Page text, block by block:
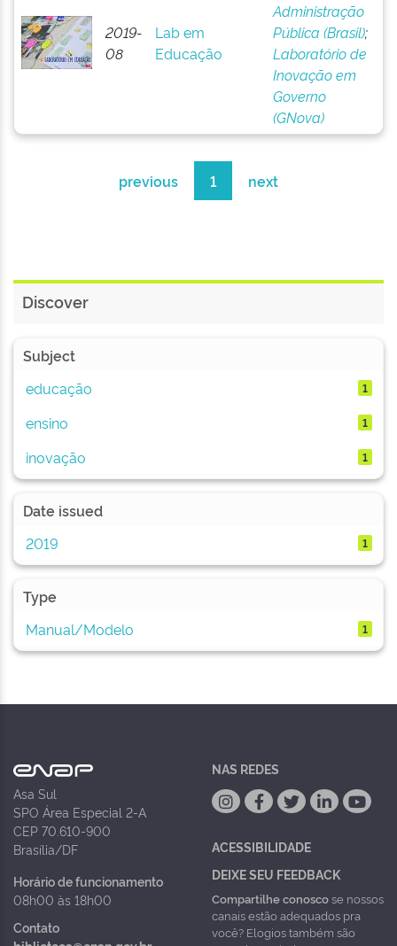
2019-
08
Lab em
Educação
Administração
Pública (Brasil);
Laboratório de
Inovação em
Governo
(GNova)
previous 1 next
Discover
Subject
educação
1
ensino 1
inovação 1
Date issued
2019
1
Type
Manual/Modelo
1
Asa Sul
SPO Área Especial 2-A
CEP 70.610-900
Brasília/DF
Horário de funcionamento
08h00 às 18h00
Contato
NAS REDES
ACESSIBILIDADE
DEIXE SEU FEEDBACK
Compartilhe conoscose nossos
canais estão adequados pra
você? Elogios também são